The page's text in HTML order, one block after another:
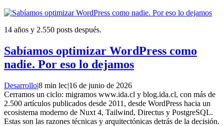
14 años y 2.550 posts después.
Sabíamos optimizar WordPress como
nadie. Por eso lo dejamos
Desarrollo|8 min lec|16 de junio de 2026
Cerramos un ciclo: migramos www.ida.cl y blog.ida.cl, con más de
2.500 artículos publicados desde 2011, desde WordPress hacia un
ecosistema moderno de Nuxt 4, Tailwind, Directus y PostgreSQL.
Estas son las razones técnicas y arquitectónicas detrás de la decisión.